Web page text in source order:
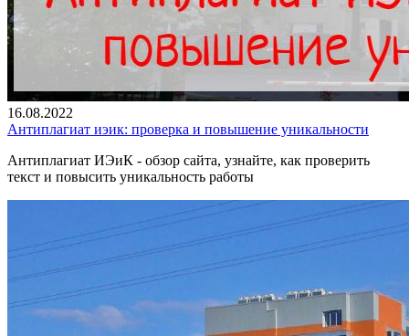
16.08.2022
Антиплагиат иэик: проверка и повышение уникальности
Антиплагиат ИЭиК - обзор сайта, узнайте, как проверить
текст и повысить уникальность работы